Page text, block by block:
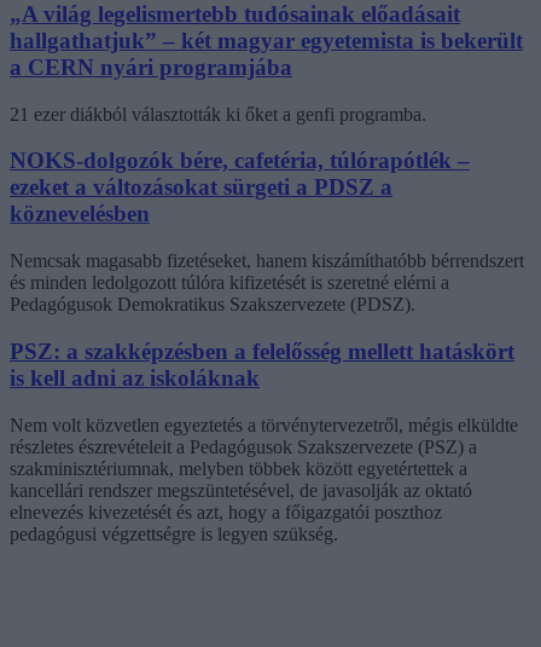
„A világ legelismertebb tudósainak előadásait
hallgathatjuk” – két magyar egyetemista is bekerült
a CERN nyári programjába
21 ezer diákból választották ki őket a genfi programba.
NOKS-dolgozók bére, cafetéria, túlórapótlék –
ezeket a változásokat sürgeti a PDSZ a
köznevelésben
Nemcsak magasabb fizetéseket, hanem kiszámíthatóbb bérrendszert
és minden ledolgozott túlóra kifizetését is szeretné elérni a
Pedagógusok Demokratikus Szakszervezete (PDSZ).
PSZ: a szakképzésben a felelősség mellett hatáskört
is kell adni az iskoláknak
Nem volt közvetlen egyeztetés a törvénytervezetről, mégis elküldte
részletes észrevételeit a Pedagógusok Szakszervezete (PSZ) a
szakminisztériumnak, melyben többek között egyetértettek a
kancellári rendszer megszüntetésével, de javasolják az oktató
elnevezés kivezetését és azt, hogy a főigazgatói poszthoz
pedagógusi végzettségre is legyen szükség.